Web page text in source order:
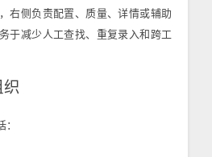
右侧负责配置、质量、详情或辅助
于减少人工查找、重复录入和跨工